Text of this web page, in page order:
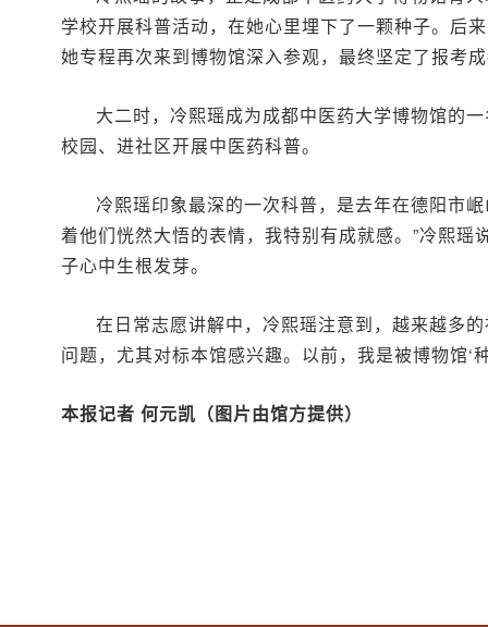
学校开展科普活动，在她心里埋下了一颗种子。后
她专程再次来到博物馆深入参观，最终坚定了报考
大二时，冷熙瑶成为成都中医药大学博物馆的
校园、进社区开展中医药科普。
冷熙瑶印象最深的一次科普，是去年在德阳市
着他们恍然大悟的表情，我特别有成就感。”冷熙
子心中生根发芽。
在日常志愿讲解中，冷熙瑶注意到，越来越多
问题，尤其对标本馆感兴趣。以前，我是被博物馆‘
本报记者 何元凯（图片由馆方提供）